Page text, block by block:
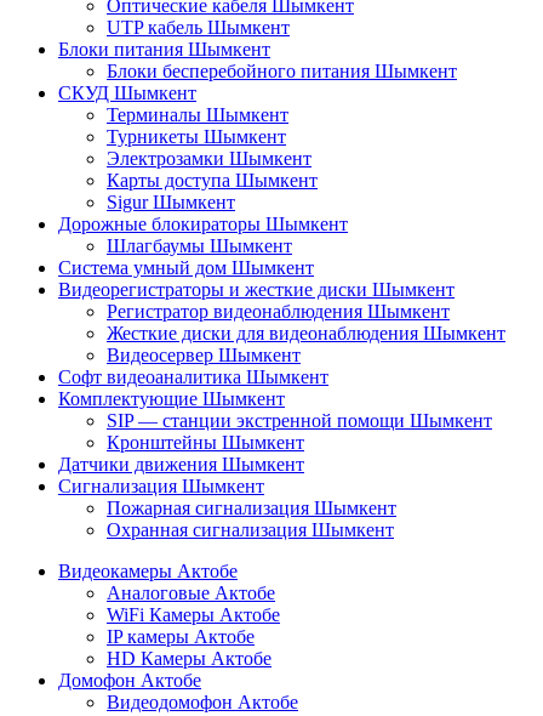
Оптические кабеля Шымкент
UTP кабель Шымкент
Блоки питания Шымкент
Блоки бесперебойного питания Шымкент
СКУД Шымкент
Терминалы Шымкент
Турникеты Шымкент
Электрозамки Шымкент
Карты доступа Шымкент
Sigur Шымкент
Дорожные блокираторы Шымкент
Шлагбаумы Шымкент
Система умный дом Шымкент
Видеорегистраторы и жесткие диски Шымкент
Регистратор видеонаблюдения Шымкент
Жесткие диски для видеонаблюдения Шымкент
Видеосервер Шымкент
Софт видеоаналитика Шымкент
Комплектующие Шымкент
SIP — станции экстренной помощи Шымкент
Кронштейны Шымкент
Датчики движения Шымкент
Сигнализация Шымкент
Пожарная сигнализация Шымкент
Охранная сигнализация Шымкент
Видеокамеры Актобе
Аналоговые Актобе
WiFi Камеры Актобе
IP камеры Актобе
HD Камеры Актобе
Домофон Актобе
Видеодомофон Актобе